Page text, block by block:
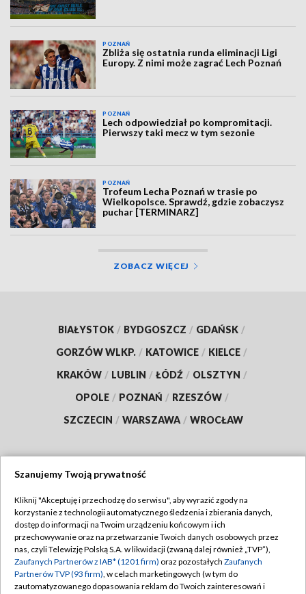
POZNAŃ
Zbliża się ostatnia runda eliminacji Ligi
Europy. Z nimi może zagrać Lech Poznań
POZNAŃ
Lech odpowiedział po kompromitacji.
Pierwszy taki mecz w tym sezonie
POZNAŃ
Trofeum Lecha Poznań w trasie po
Wielkopolsce. Sprawdź, gdzie zobaczysz
puchar [TERMINARZ]
ZOBACZ WIĘCEJ
BIAŁYSTOK / BYDGOSZCZ / GDAŃSK /
GORZÓW WLKP. / KATOWICE / KIELCE /
KRAKÓW / LUBLIN / ŁÓDŹ / OLSZTYN /
OPOLE / POZNAŃ / RZESZÓW /
SZCZECIN / WARSZAWA / WROCŁAW
TVP
Abonament TVP
Emisja w TVP
Centrum informacji TVP
Regulamin TVP
Polityka prywatności
Moje zgody
Szanujemy Twoją prywatność
Kliknij "Akceptuję i przechodzę do serwisu", aby wyrazić zgody na
korzystanie z technologii automatycznego śledzenia i zbierania danych,
dostęp do informacji na Twoim urządzeniu końcowym i ich
przechowywanie oraz na przetwarzanie Twoich danych osobowych przez
nas, czyli Telewizję Polską S.A. w likwidacji (zwaną dalej również „TVP”),
Zaufanych Partnerów z IAB* (1201 firm) oraz pozostałych Zaufanych
Partnerów TVP (93 firm), w celach marketingowych (w tym do
zautomatyzowanego dopasowania reklam do Twoich zainteresowań i